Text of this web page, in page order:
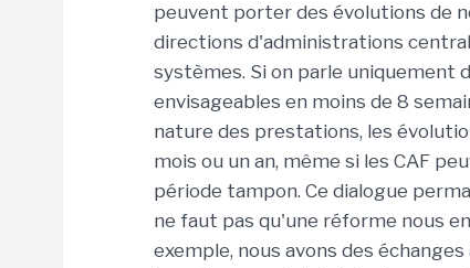
peuvent porter des évolutions de
directions d'administrations
systèmes. Si on parle uniquement
envisageables en moins de 8
nature des prestations, les
mois ou un an, même si les CAF
période tampon. Ce dialogue
ne faut pas qu'une réforme nous
exemple, nous avons des